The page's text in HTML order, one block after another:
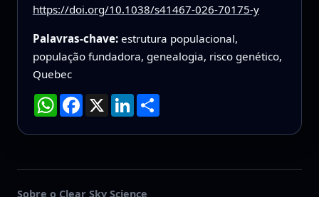
https://doi.org/10.1038/s41467-026-70175-y
Palavras-chave: estrutura populacional,
população fundadora, genealogia, risco genético,
Quebec
WhatsApp
Facebook
X LinkedInCompartilhar
Sobre o Clear Sky Science